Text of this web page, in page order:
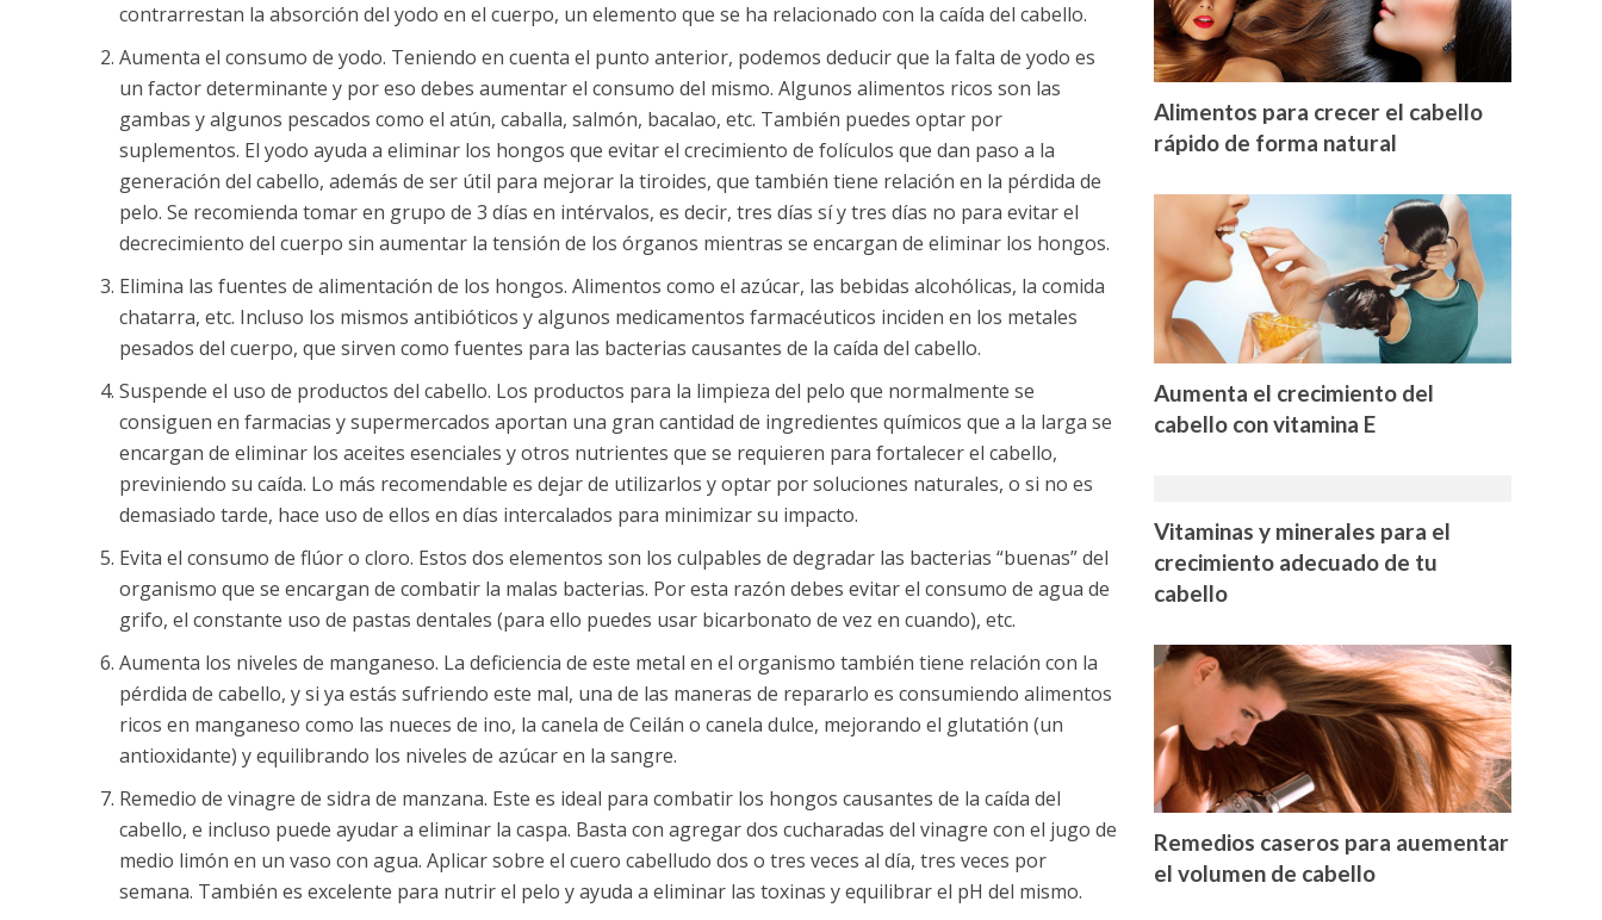
contrarrestan la absorción del yodo en el cuerpo, un elemento que se ha relacionado con la caída del cabello.
Aumenta el consumo de yodo. Teniendo en cuenta el punto anterior, podemos deducir que la falta de yodo es
un factor determinante y por eso debes aumentar el consumo del mismo. Algunos alimentos ricos son las
gambas y algunos pescados como el atún, caballa, salmón, bacalao, etc. También puedes optar por
suplementos. El yodo ayuda a eliminar los hongos que evitar el crecimiento de folículos que dan paso a la
generación del cabello, además de ser útil para mejorar la tiroides, que también tiene relación en la pérdida de
pelo. Se recomienda tomar en grupo de 3 días en intérvalos, es decir, tres días sí y tres días no para evitar el
decrecimiento del cuerpo sin aumentar la tensión de los órganos mientras se encargan de eliminar los hongos.
Elimina las fuentes de alimentación de los hongos. Alimentos como el azúcar, las bebidas alcohólicas, la comida
chatarra, etc. Incluso los mismos antibióticos y algunos medicamentos farmacéuticos inciden en los metales
pesados del cuerpo, que sirven como fuentes para las bacterias causantes de la caída del cabello.
Suspende el uso de productos del cabello. Los productos para la limpieza del pelo que normalmente se
consiguen en farmacias y supermercados aportan una gran cantidad de ingredientes químicos que a la larga se
encargan de eliminar los aceites esenciales y otros nutrientes que se requieren para fortalecer el cabello,
previniendo su caída. Lo más recomendable es dejar de utilizarlos y optar por soluciones naturales, o si no es
demasiado tarde, hace uso de ellos en días intercalados para minimizar su impacto.
Evita el consumo de flúor o cloro. Estos dos elementos son los culpables de degradar las bacterias “buenas” del
organismo que se encargan de combatir la malas bacterias. Por esta razón debes evitar el consumo de agua de
grifo, el constante uso de pastas dentales (para ello puedes usar bicarbonato de vez en cuando), etc.
Aumenta los niveles de manganeso. La deficiencia de este metal en el organismo también tiene relación con la
pérdida de cabello, y si ya estás sufriendo este mal, una de las maneras de repararlo es consumiendo alimentos
ricos en manganeso como las nueces de ino, la canela de Ceilán o canela dulce, mejorando el glutatión (un
antioxidante) y equilibrando los niveles de azúcar en la sangre.
Remedio de vinagre de sidra de manzana. Este es ideal para combatir los hongos causantes de la caída del
cabello, e incluso puede ayudar a eliminar la caspa. Basta con agregar dos cucharadas del vinagre con el jugo de
medio limón en un vaso con agua. Aplicar sobre el cuero cabelludo dos o tres veces al día, tres veces por
semana. También es excelente para nutrir el pelo y ayuda a eliminar las toxinas y equilibrar el pH del mismo.
Alimentos para crecer el cabello
rápido de forma natural
Aumenta el crecimiento del
cabello con vitamina E
Vitaminas y minerales para el
crecimiento adecuado de tu
cabello
Remedios caseros para auementar
el volumen de cabello